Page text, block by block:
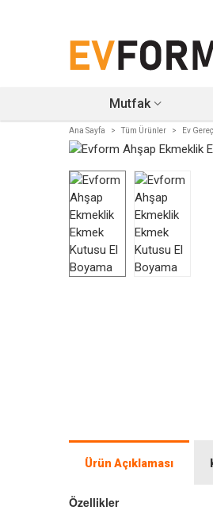
Mutfak
Ana Sayfa > Tüm Ürünler > Ev
Ürün Açıklaması
Özellikler